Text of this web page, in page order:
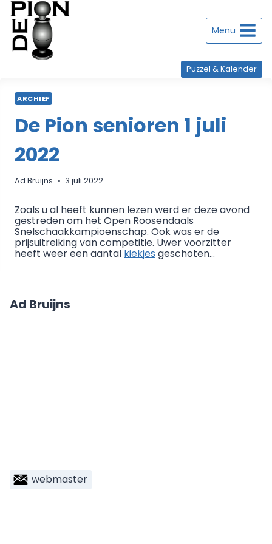
Doorgaan
naar
inhoud Menu
Puzzel & Kalender
ARCHIEF
De Pion senioren 1 juli
2022
Ad Bruijns 3 juli 2022
Zoals u al heeft kunnen lezen werd er deze avond
gestreden om het Open Roosendaals
Snelschaakkampioenschap. Ook was er de
prijsuitreiking van competitie. Uwer voorzitter
heeft weer een aantal kiekjes geschoten…
Ad Bruijns
webmaster